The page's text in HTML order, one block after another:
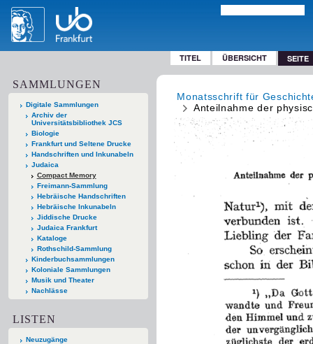
TITEL ÜBERSICHT SEITE
SAMMLUNGEN
Digitale Sammlungen
Archiv der
Universitätsbibliothek JCS
Biologie
Frankfurt und Seltene Drucke
Handschriften und Inkunabeln
Judaica
Compact Memory
Freimann-Sammlung
Hebräische Handschriften
Hebräische Inkunabeln
Jiddische Drucke
Judaica Frankfurt
Kataloge
Rothschild-Sammlung
Kinderbuchsammlungen
Koloniale Sammlungen
Musik und Theater
Nachlässe
LISTEN
Neuzugänge
Monatsschrift für
Anteilnahme der